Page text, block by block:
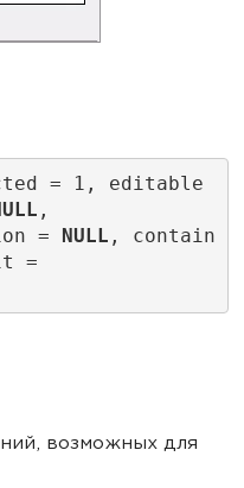
= 1, editable
,
= NULL , contain
=
возможных для